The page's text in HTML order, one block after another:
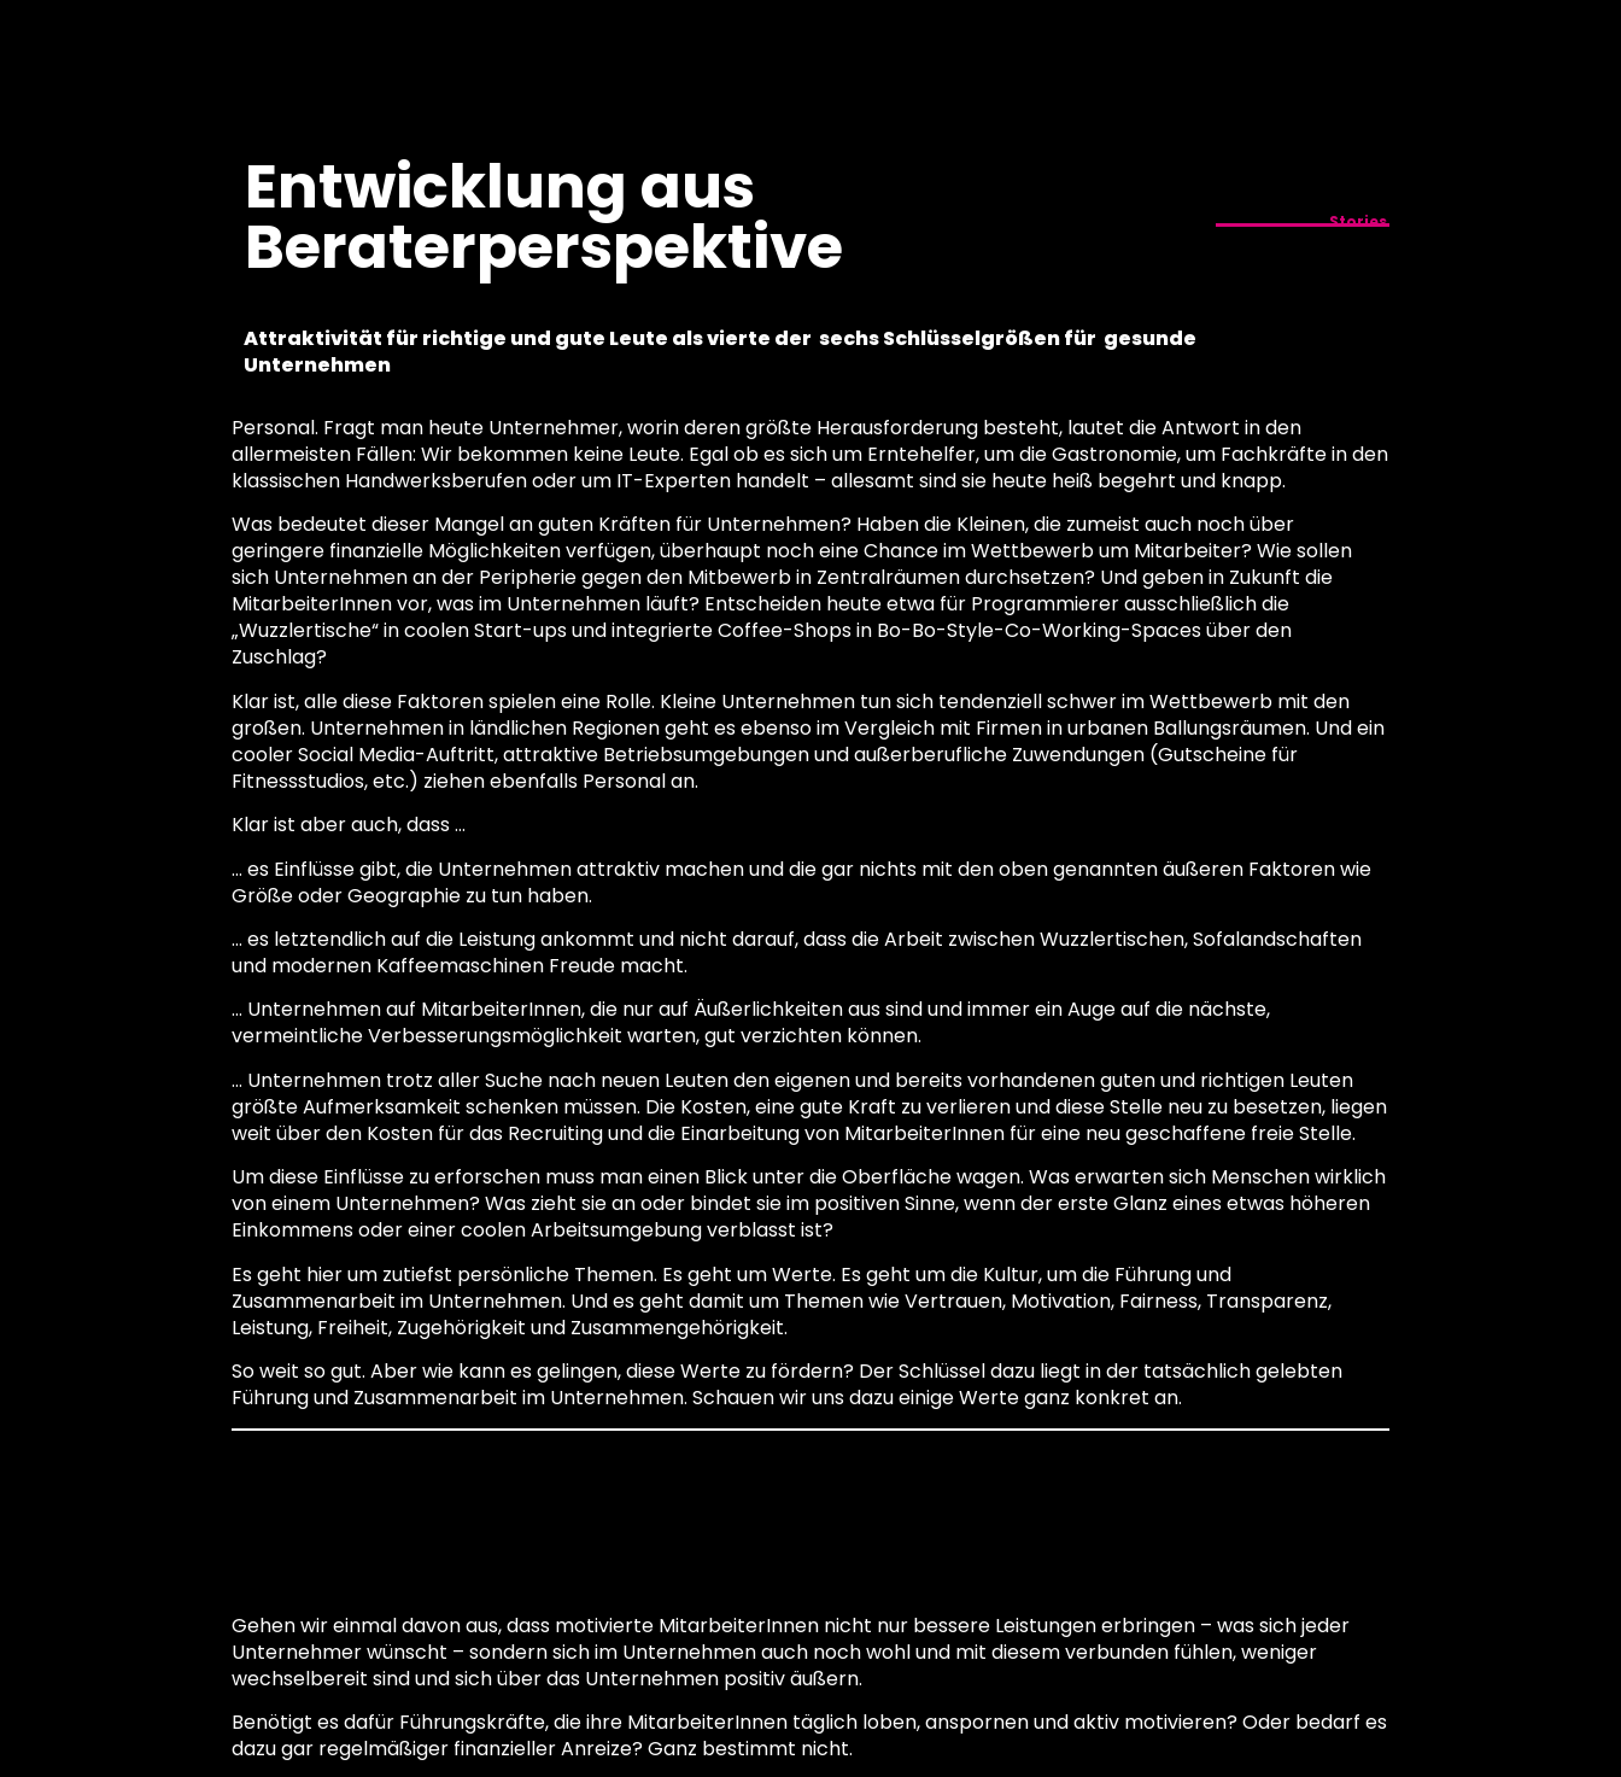
Entwicklung aus
Beraterperspektive Stories
Attraktivität für richtige und gute Leute als vierte der sechs Schlüsselgrößen für gesunde
Unternehmen
Personal. Fragt man heute Unternehmer, worin deren größte Herausforderung besteht, lautet die Antwort in den
allermeisten Fällen: Wir bekommen keine Leute. Egal ob es sich um Erntehelfer, um die Gastronomie, um Fachkräfte in den
klassischen Handwerksberufen oder um IT-Experten handelt – allesamt sind sie heute heiß begehrt und knapp.
Was bedeutet dieser Mangel an guten Kräften für Unternehmen? Haben die Kleinen, die zumeist auch noch über
geringere finanzielle Möglichkeiten verfügen, überhaupt noch eine Chance im Wettbewerb um Mitarbeiter? Wie sollen
sich Unternehmen an der Peripherie gegen den Mitbewerb in Zentralräumen durchsetzen? Und geben in Zukunft die
MitarbeiterInnen vor, was im Unternehmen läuft? Entscheiden heute etwa für Programmierer ausschließlich die
„Wuzzlertische“ in coolen Start-ups und integrierte Coffee-Shops in Bo-Bo-Style-Co-Working-Spaces über den
Zuschlag?
Klar ist, alle diese Faktoren spielen eine Rolle. Kleine Unternehmen tun sich tendenziell schwer im Wettbewerb mit den
großen. Unternehmen in ländlichen Regionen geht es ebenso im Vergleich mit Firmen in urbanen Ballungsräumen. Und ein
cooler Social Media-Auftritt, attraktive Betriebsumgebungen und außerberufliche Zuwendungen (Gutscheine für
Fitnessstudios, etc.) ziehen ebenfalls Personal an.
Klar ist aber auch, dass …
… es Einflüsse gibt, die Unternehmen attraktiv machen und die gar nichts mit den oben genannten äußeren Faktoren wie
Größe oder Geographie zu tun haben.
… es letztendlich auf die Leistung ankommt und nicht darauf, dass die Arbeit zwischen Wuzzlertischen, Sofalandschaften
und modernen Kaffeemaschinen Freude macht.
… Unternehmen auf MitarbeiterInnen, die nur auf Äußerlichkeiten aus sind und immer ein Auge auf die nächste,
vermeintliche Verbesserungsmöglichkeit warten, gut verzichten können.
… Unternehmen trotz aller Suche nach neuen Leuten den eigenen und bereits vorhandenen guten und richtigen Leuten
größte Aufmerksamkeit schenken müssen. Die Kosten, eine gute Kraft zu verlieren und diese Stelle neu zu besetzen, liegen
weit über den Kosten für das Recruiting und die Einarbeitung von MitarbeiterInnen für eine neu geschaffene freie Stelle.
Um diese Einflüsse zu erforschen muss man einen Blick unter die Oberfläche wagen. Was erwarten sich Menschen wirklich
von einem Unternehmen? Was zieht sie an oder bindet sie im positiven Sinne, wenn der erste Glanz eines etwas höheren
Einkommens oder einer coolen Arbeitsumgebung verblasst ist?
Es geht hier um zutiefst persönliche Themen. Es geht um Werte. Es geht um die Kultur, um die Führung und
Zusammenarbeit im Unternehmen. Und es geht damit um Themen wie Vertrauen, Motivation, Fairness, Transparenz,
Leistung, Freiheit, Zugehörigkeit und Zusammengehörigkeit.
So weit so gut. Aber wie kann es gelingen, diese Werte zu fördern? Der Schlüssel dazu liegt in der tatsächlich gelebten
Führung und Zusammenarbeit im Unternehmen. Schauen wir uns dazu einige Werte ganz konkret an.
Gehen wir einmal davon aus, dass motivierte MitarbeiterInnen nicht nur bessere Leistungen erbringen – was sich jeder
Unternehmer wünscht – sondern sich im Unternehmen auch noch wohl und mit diesem verbunden fühlen, weniger
wechselbereit sind und sich über das Unternehmen positiv äußern.
Benötigt es dafür Führungskräfte, die ihre MitarbeiterInnen täglich loben, anspornen und aktiv motivieren? Oder bedarf es
dazu gar regelmäßiger finanzieller Anreize? Ganz bestimmt nicht.